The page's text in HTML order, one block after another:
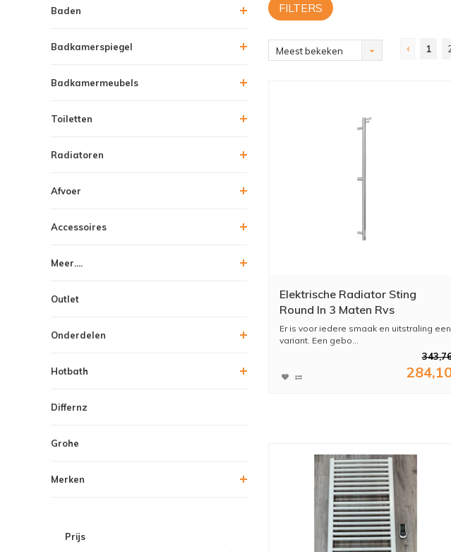
Baden
Badkamerspiegel
Badkamermeubels
Toiletten
Radiatoren
Afvoer
Accessoires
Meer....
Outlet
Onderdelen
Hotbath
Differnz
Grohe
Merken
Prijs
FILTERS
Meest bekeken 1
Elektrische Radiator Sting
Round In 3 Maten Rvs
Geborsteld Of Gepolijst
Er is voor iedere smaak en uitstraling een
variant. Een gebo...